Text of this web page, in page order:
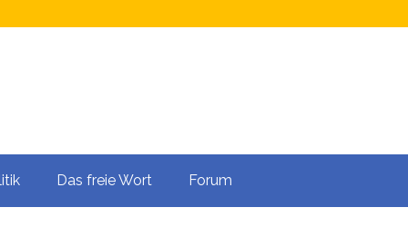
Das freie Wort Forum